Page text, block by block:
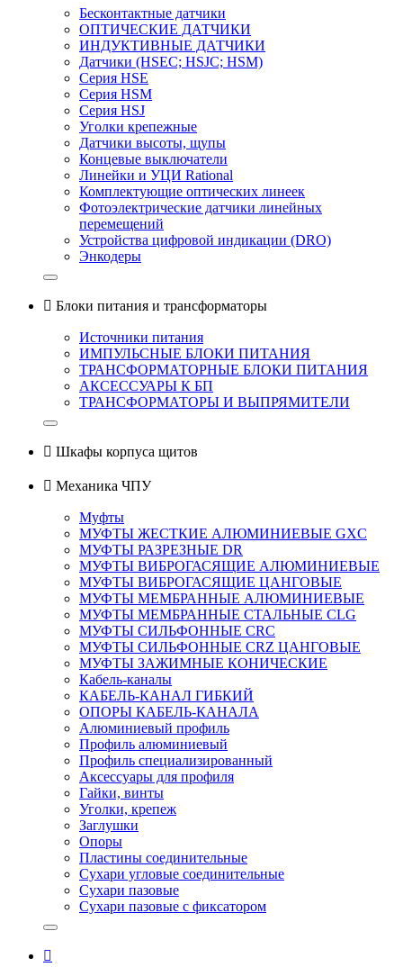
Бесконтактные датчики
ОПТИЧЕСКИЕ ДАТЧИКИ
ИНДУКТИВНЫЕ ДАТЧИКИ
Датчики (HSEС; HSJС; HSM)
Серия HSE
Серия HSM
Серия HSJ
Уголки крепежные
Датчики высоты, щупы
Концевые выключатели
Линейки и УЦИ Rational
Комплектующие оптических линеек
Фотоэлектрические датчики линейных
перемещений
Устройства цифровой индикации (DRO)
Энкодеры
 Блоки питания и трансформаторы
Источники питания
ИМПУЛЬСНЫЕ БЛОКИ ПИТАНИЯ
ТРАНСФОРМАТОРНЫЕ БЛОКИ ПИТАНИЯ
АКСЕССУАРЫ К БП
ТРАНСФОРМАТОРЫ И ВЫПРЯМИТЕЛИ
 Шкафы корпуса щитов
 Механика ЧПУ
Муфты
МУФТЫ ЖЕСТКИЕ АЛЮМИНИЕВЫЕ GXC
МУФТЫ РАЗРЕЗНЫЕ DR
МУФТЫ ВИБРОГАСЯЩИЕ АЛЮМИНИЕВЫЕ
МУФТЫ ВИБРОГАСЯЩИЕ ЦАНГОВЫЕ
МУФТЫ МЕМБРАННЫЕ АЛЮМИНИЕВЫЕ
МУФТЫ МЕМБРАННЫЕ СТАЛЬНЫЕ CLG
МУФТЫ СИЛЬФОННЫЕ CRC
МУФТЫ СИЛЬФОННЫЕ CRZ ЦАНГОВЫЕ
МУФТЫ ЗАЖИМНЫЕ КОНИЧЕСКИЕ
Кабель-каналы
КАБЕЛЬ-КАНАЛ ГИБКИЙ
ОПОРЫ КАБЕЛЬ-КАНАЛА
Алюминиевый профиль
Профиль алюминиевый
Профиль специализированный
Аксессуары для профиля
Гайки, винты
Уголки, крепеж
Заглушки
Опоры
Пластины соединительные
Сухари угловые соединительные
Сухари пазовые
Сухари пазовые с фиксатором
